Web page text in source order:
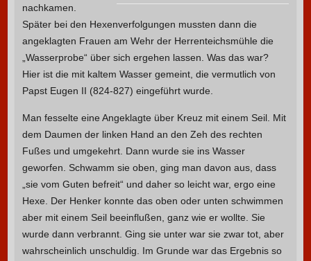
nachkamen.
Später bei den Hexenverfolgungen mussten dann die
angeklagten Frauen am Wehr der Herrenteichsmühle die
„Wasserprobe“ über sich ergehen lassen. Was das war?
Hier ist die mit kaltem Wasser gemeint, die vermutlich von
Papst Eugen II (824-827) eingeführt wurde.
Man fesselte eine Angeklagte über Kreuz mit einem Seil. Mit
dem Daumen der linken Hand an den Zeh des rechten
Fußes und umgekehrt. Dann wurde sie ins Wasser
geworfen. Schwamm sie oben, ging man davon aus, dass
„sie vom Guten befreit“ und daher so leicht war, ergo eine
Hexe. Der Henker konnte das oben oder unten schwimmen
aber mit einem Seil beeinflußen, ganz wie er wollte. Sie
wurde dann verbrannt. Ging sie unter war sie zwar tot, aber
wahrscheinlich unschuldig. Im Grunde war das Ergebnis so